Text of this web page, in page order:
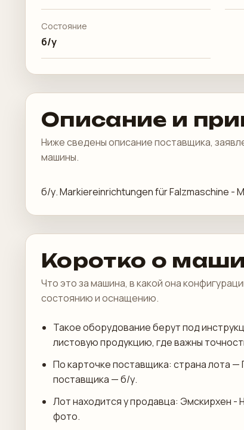
Состояние
б/у
Описание и
Ниже сведены описание поставщика,
машины.
б/у. Markiereinrichtungen für Falzmaschine -
Коротко о
Что это за машина, в какой она
состоянию и оснащению.
Такое оборудование берут под
листовую продукцию, где важны
По карточке поставщика: страна лота
поставщика — б/у.
Лот находится у продавца: Эмскирхен -
фото.